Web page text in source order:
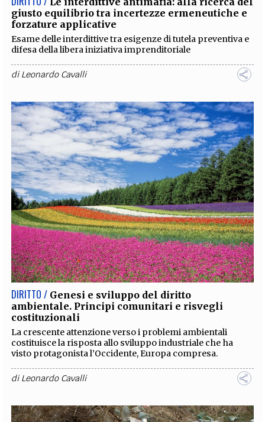
giusto equilibrio tra incertezze ermeneutiche e
forzature applicative
Esame delle interdittive tra esigenze di tutela preventiva e
difesa della libera iniziativa imprenditoriale
diLeonardo Cavalli
DIRITTO / Genesi e sviluppo del diritto
ambientale. Principi comunitari e risvegli
costituzionali
La crescente attenzione verso i problemi ambientali
costituisce la risposta allo sviluppo industriale che ha
visto protagonista l’Occidente, Europa compresa.
diLeonardo Cavalli